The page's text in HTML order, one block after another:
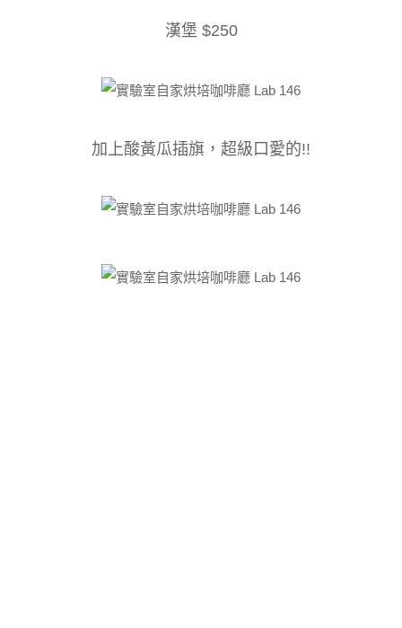
漢堡 $250
加上酸黃瓜插旗，超級口愛的!!